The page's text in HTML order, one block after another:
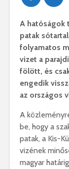
A hatóságok
patak
folyamatos
vizet a
fölött, és
engedik
az országos
A
be, hogy a
patak, a Kis-
vizének
magyar